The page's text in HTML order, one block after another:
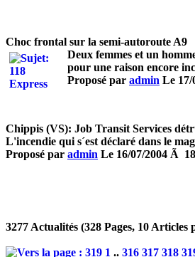
Choc frontal sur la semi-autoroute A9
Deux femmes et un
pour une raison encore
Proposé par admin Le 17/
Chippis (VS): Job Transit Services
L'incendie qui s´est déclaré dans le
Proposé par admin Le 16/07/2004 Ã
3277 Actualités (328 Pages, 10 Articles
1 .. 316 317 318